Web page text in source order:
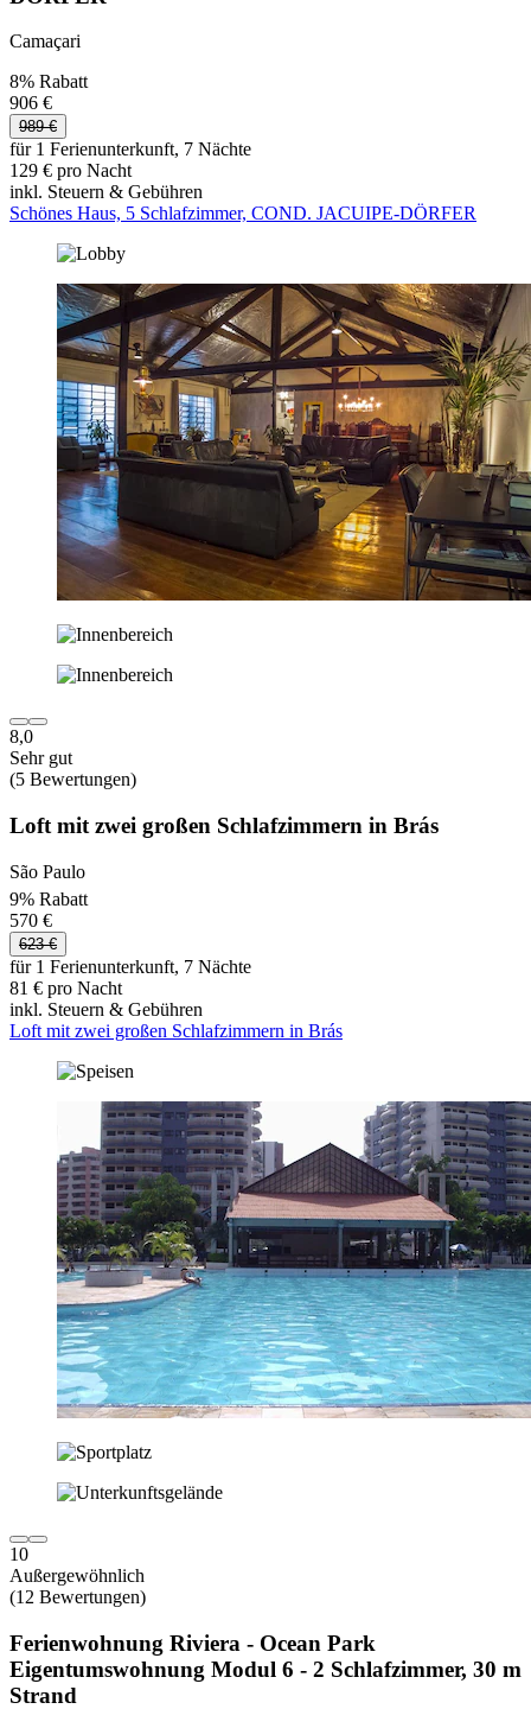
Camaçari
8% Rabatt
906 €
989 €
für 1 Ferienunterkunft, 7 Nächte
129 € pro Nacht
inkl. Steuern & Gebühren
Schönes Haus, 5 Schlafzimmer, COND. JACUIPE-DÖRFER
8,0
Sehr gut
(5 Bewertungen)
Loft mit zwei großen Schlafzimmern in Brás
São Paulo
9% Rabatt
570 €
623 €
für 1 Ferienunterkunft, 7 Nächte
81 € pro Nacht
inkl. Steuern & Gebühren
Loft mit zwei großen Schlafzimmern in Brás
10
Außergewöhnlich
(12 Bewertungen)
Ferienwohnung Riviera - Ocean Park
Eigentumswohnung Modul 6 - 2 Schlafzimmer, 30 m
Strand